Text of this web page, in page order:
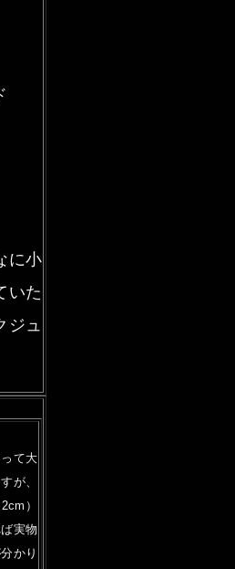
に小
いた
ジュ
て大
が、
）
実物
かり